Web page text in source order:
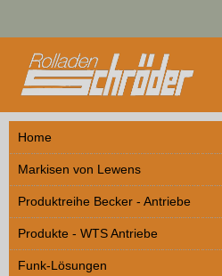
Home
Markisen von Lewens
Produktreihe Becker - Antriebe
Produkte - WTS Antriebe
Funk-Lösungen